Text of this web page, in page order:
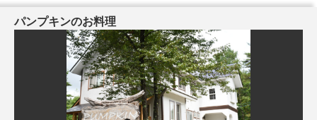
パンプキンのお料理